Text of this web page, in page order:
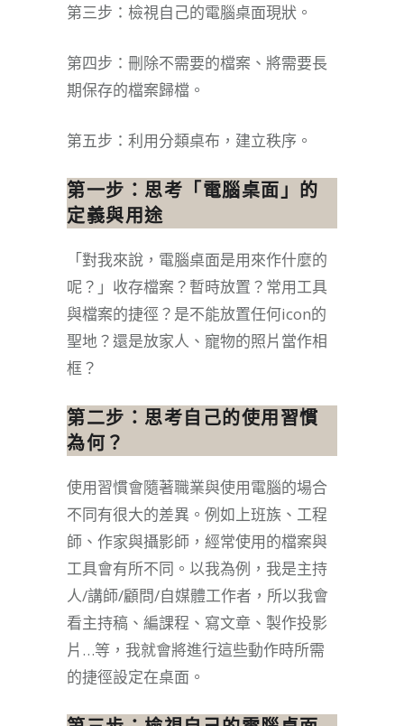
第三步：檢視自己的電腦桌面現狀。
第四步：刪除不需要的檔案、將需要長
期保存的檔案歸檔。
第五步：利用分類桌布，建立秩序。
第一步：思考「電腦桌面」的
定義與用途
「對我來說，電腦桌面是用來作什麼的
呢？」收存檔案？暫時放置？常用工具
與檔案的捷徑？是不能放置任何icon的
聖地？還是放家人、寵物的照片當作相
框？
第二步：思考自己的使用習慣
為何？
使用習慣會隨著職業與使用電腦的場合
不同有很大的差異。例如上班族、工程
師、作家與攝影師，經常使用的檔案與
工具會有所不同。以我為例，我是主持
人/講師/顧問/自媒體工作者，所以我會
看主持稿、編課程、寫文章、製作投影
片…等，我就會將進行這些動作時所需
的捷徑設定在桌面。